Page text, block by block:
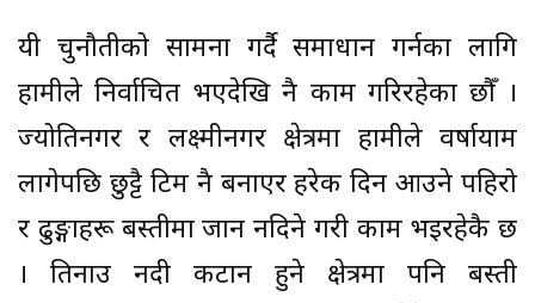
यी चुनौतीको सामना गर्दै समाधान गर्नका लागि
हामीले निर्वाचित भएदेखि नै काम गरिरहेका छौँ ।
ज्योतिनगर र लक्ष्मीनगर क्षेत्रमा हामीले वर्षायाम
लागेपछि छुट्टै टिम नै बनाएर हरेक दिन आउने पहिरो
र ढुङ्गाहरू बस्तीमा जान नदिने गरी काम भइरहेकै छ
। तिनाउ नदी कटान हुने क्षेत्रमा पनि बस्ती